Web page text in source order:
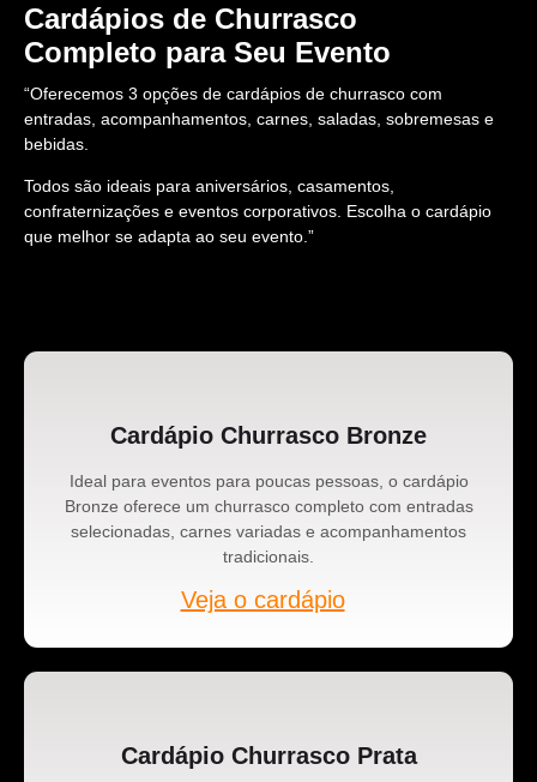
Cardápios de Churrasco
Completo para Seu Evento
“Oferecemos 3 opções de cardápios de churrasco com
entradas, acompanhamentos, carnes, saladas, sobremesas e
bebidas.
Todos são ideais para aniversários, casamentos,
confraternizações e eventos corporativos. Escolha o cardápio
que melhor se adapta ao seu evento.”
Cardápio Churrasco Bronze
Ideal para eventos para poucas pessoas, o cardápio
Bronze oferece um churrasco completo com entradas
selecionadas, carnes variadas e acompanhamentos
tradicionais.
Veja o cardápio
Cardápio Churrasco Prata